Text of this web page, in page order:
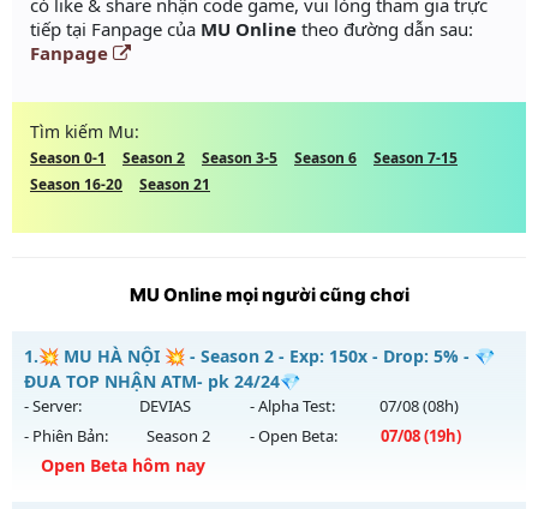
có like & share nhận code game, vui lòng tham gia trực
tiếp tại Fanpage của MU Online theo đường dẫn sau:
Fanpage
Tìm kiếm Mu:
Season 0-1 Season 2 Season 3-5 Season 6
Season 7-15
Season 16-20
Season 21
MU Online mọi người cũng chơi
1.💥 MU HÀ NỘI 💥 - Season 2 - Exp: 150x - Drop: 5% - 💎
ĐUA TOP NHẬN ATM- pk 24/24💎
- Server: DEVIAS - Alpha Test: 07/08(08h)
- Phiên Bản:
Season 2 - Open Beta: 07/08(19h)
Open Beta hôm nay